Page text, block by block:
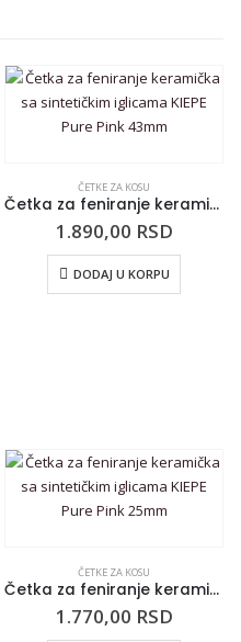
ČETKE ZA KOSU
Četka za feniranje keramička sa sintetičkim iglicama KIEPE Pure Pink 43mm
1.890,00 RSD
DODAJ U KORPU
ČETKE ZA KOSU
Četka za feniranje keramička sa sintetičkim iglicama KIEPE Pure Pink 25mm
1.770,00 RSD